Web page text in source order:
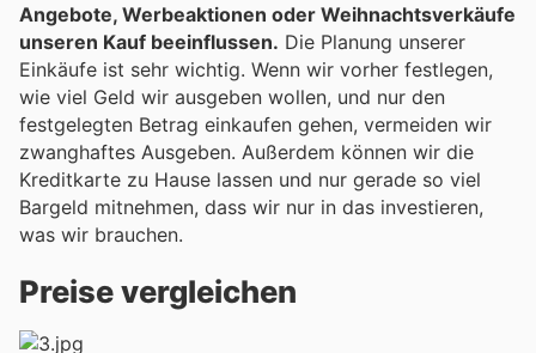
Angebote, Werbeaktionen oder Weihnachtsverkäufe
unseren Kauf beeinflussen. Die Planung unserer
Einkäufe ist sehr wichtig. Wenn wir vorher festlegen,
wie viel Geld wir ausgeben wollen, und nur den
festgelegten Betrag einkaufen gehen, vermeiden wir
zwanghaftes Ausgeben. Außerdem können wir die
Kreditkarte zu Hause lassen und nur gerade so viel
Bargeld mitnehmen, dass wir nur in das investieren,
was wir brauchen.
Preise vergleichen